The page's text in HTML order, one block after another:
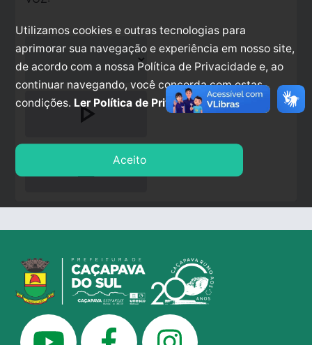
play_arrow
stop
Utilizamos cookies e outras tecnologias para
aprimorar sua navegação e experiência em nosso site,
de acordo com a nossa Política de Privacidade e, ao
continuar navegando, você concorda com estas
condições. Ler Política de Privacidade.
Aceito